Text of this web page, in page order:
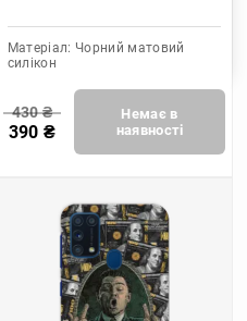
Матеріал: Чорний матовий
силікон
430₴
390 ₴
Немає в
наявності